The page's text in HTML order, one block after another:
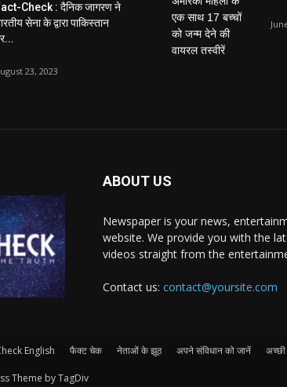
Check : दैनिक जागरण ने
सेना के द्वारा पाकिस्तान
23, 2023
ABOUT US
Newspaper is your news,
website. We provide you with the
videos straight from the
Contact us: contact@yoursite.com
English फैक्ट चेक नेताओं के झूठ अपने संविधान को जानें
Theme by TagDiv